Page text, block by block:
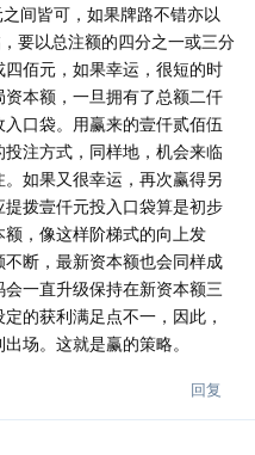
间皆可，如果牌路不错亦以
要以总注额的四分之一或三分
佰元，如果幸运，很短的时
本额，一旦拥有了总额二仟
口袋。用赢来的壹仟贰佰伍
注方式，同样地，机会来临
如果又很幸运，再次赢得另
拨壹仟元投入口袋算是初步
，像这样阶梯式的向上发
断，最新资本额也会同样成
一直升级保持在新资本额三
的获利满足点不一，因此，
场。这就是赢的策略。
回复